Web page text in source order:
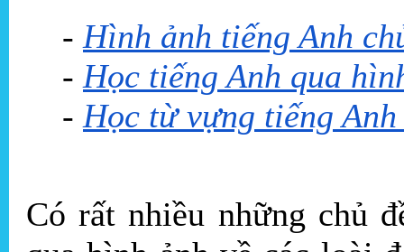
- Hình ảnh tiếng Anh
- Học tiếng Anh qua
- Học từ vựng tiếng
Có rất nhiều những chủ